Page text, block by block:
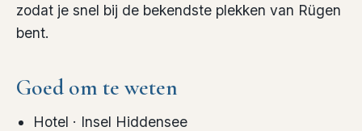
zodat je snel bij de bekendste plekken van Rügen
bent.
Goed om te weten
Hotel · Insel Hiddensee